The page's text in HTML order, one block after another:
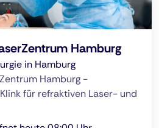
Hamburg
in Hamburg
Hamburg -
für refraktiven Laser- und